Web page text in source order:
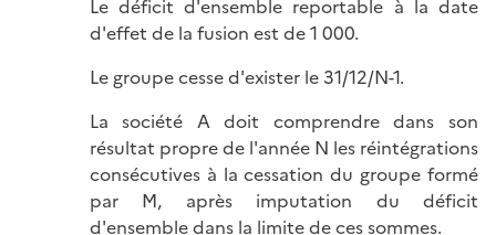
Le déficit d'ensemble reportable à la date
d'effet de la fusion est de 1 000.
Le groupe cesse d'exister le 31/12/N-1.
La société A doit comprendre dans son
résultat propre de l'année N les réintégrations
consécutives à la cessation du groupe formé
par M, après imputation du déficit
d'ensemble dans la limite de ces sommes.